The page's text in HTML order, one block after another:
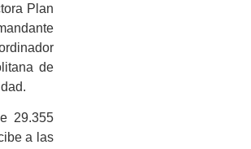
Plan
de
29.355
a las